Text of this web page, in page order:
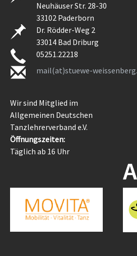
Neuhäuser Str. 28-30
33102 Paderborn
Dr. Rödder-Weg 2
33014 Bad Driburg
05251.22218
mail(at)stuewe-
Wir sind Mitglied im
Allgemeinen Deutschen
Tanzlehrerverband e.V.
Öffnungszeiten:
Täglich ab 16 Uhr